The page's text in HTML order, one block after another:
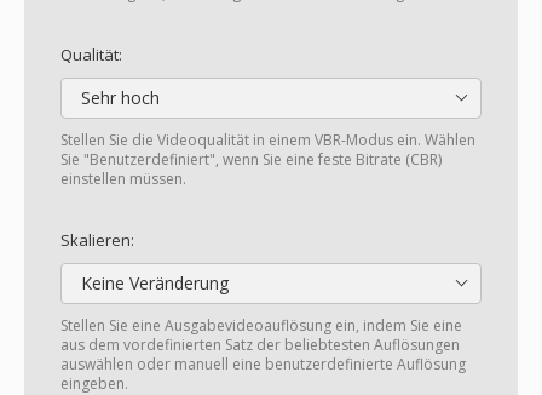
Qualität:
Sehr hoch
Stellen Sie die Videoqualität in einem VBR-Modus ein. Wählen
Sie "Benutzerdefiniert", wenn Sie eine feste Bitrate (CBR)
einstellen müssen.
Skalieren:
Keine Veränderung
Stellen Sie eine Ausgabevideoauflösung ein, indem Sie eine
aus dem vordefinierten Satz der beliebtesten Auflösungen
auswählen oder manuell eine benutzerdefinierte Auflösung
eingeben.